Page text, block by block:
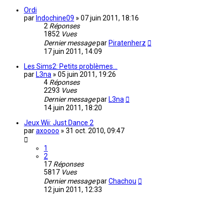
Ordi
par Indochine09 » 07 juin 2011, 18:16
2 Réponses
1852 Vues
Dernier messagepar Piratenherz
17 juin 2011, 14:09
Les Sims2: Petits problèmes...
par L3na » 05 juin 2011, 19:26
4 Réponses
2293 Vues
Dernier messagepar L3na
14 juin 2011, 18:20
Jeux Wii: Just Dance 2
paraxoooo » 31 oct. 2010, 09:47
1
2
17 Réponses
5817 Vues
Dernier messageparChachou
12 juin 2011, 12:33